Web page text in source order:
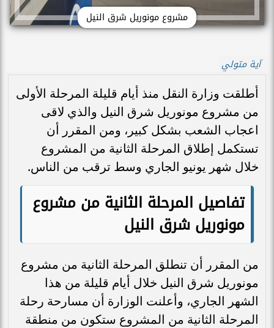
مشروع مونوريل شرق النيل
آية متولي
أطلقت وزارة النقل منذ أيام قليلة المرحلة الأولى
من مشروع مونوريل شرق النيل والذي لاقى
اعجاب الشعب بشكل كبير، ومن المقرر أن
تستكمل إطلاق المرحلة الثانية من المشروع
خلال شهر يونيو الجاري وسط ترقب من الناس.
تفاصيل المرحلة الثانية من مشروع
مونوريل شرق النيل
من المقرر أن تنطلق المرحلة الثانية من مشروع
مونوريل شرق النيل خلال أيام قليلة من هذا
الشهر الجاري، وأعلنت الوزارة أن مسارحة رحلة
المرحلة الثانية من المشروع ستكون من منطقة